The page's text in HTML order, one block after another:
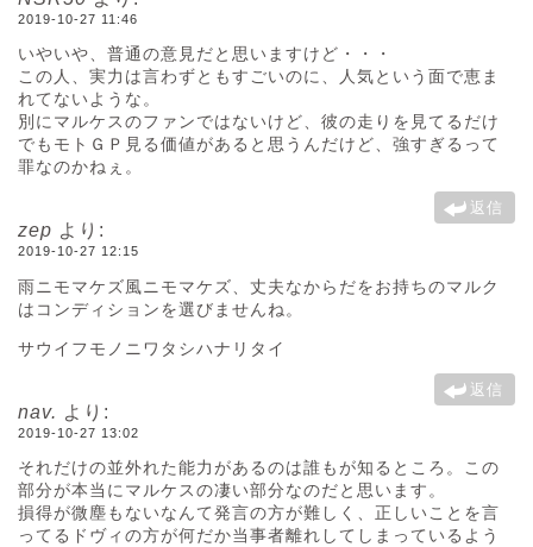
2019-10-27 11:46
いやいや、普通の意見だと思いますけど・・・
この人、実力は言わずともすごいのに、人気という面で恵ま
れてないような。
別にマルケスのファンではないけど、彼の走りを見てるだけ
でもモトＧＰ見る価値があると思うんだけど、強すぎるって
罪なのかねぇ。
返信
zep より:
2019-10-27 12:15
雨ニモマケズ風ニモマケズ、丈夫なからだをお持ちのマルク
はコンディションを選びませんね。
サウイフモノニワタシハナリタイ
返信
nav. より:
2019-10-27 13:02
それだけの並外れた能力があるのは誰もが知るところ。この
部分が本当にマルケスの凄い部分なのだと思います。
損得が微塵もないなんて発言の方が難しく、正しいことを言
ってるドヴィの方が何だか当事者離れしてしまっているよう